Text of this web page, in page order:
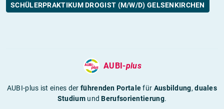
SCHÜLERPRAKTIKUM DROGIST (M/W/D) GELSENKIRCHEN
AUBI-plus
AUBI-plus ist eines derführenden Portalefür Ausbildung,duales
StudiumundBerufsorientierung.